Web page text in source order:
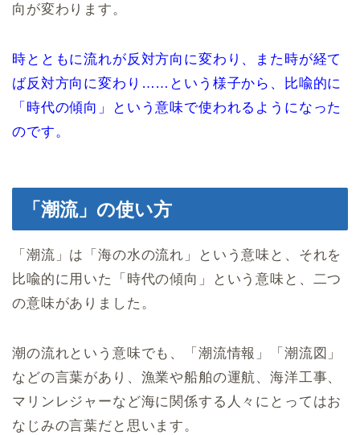
向が変わります。
時とともに流れが反対方向に変わり、また時が経て
ば反対方向に変わり……という様子から、比喩的に
「時代の傾向」という意味で使われるようになった
のです。
「潮流」の使い方
「潮流」は「海の水の流れ」という意味と、それを
比喩的に用いた「時代の傾向」という意味と、二つ
の意味がありました。
潮の流れという意味でも、「潮流情報」「潮流図」
などの言葉があり、漁業や船舶の運航、海洋工事、
マリンレジャーなど海に関係する人々にとってはお
なじみの言葉だと思います。